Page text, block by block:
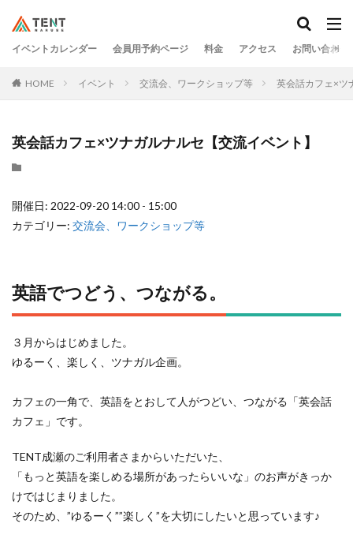
イベントカレンダー 会員用予約ページ 料金 アクセス お問い合わせ
HOME イベント 交流会、ワークショップ等 英会話カフェ×ツ
英会話カフェ×ツナガルナルセ【交流イベント】
開催日: 2022-09-20 14:00 - 15:00
カテゴリー: 交流会、ワークショップ等
英語でつどう、つながる。
３月からはじめました。
ゆるーく、楽しく、ツナガル企画。
カフェの一角で、英語をとおして人がつどい、つながる「英会話
カフェ」です。
TENT成瀬のご利用者さまからいただいた、
「もっと英語を楽しめる場所があったらいいな」のお声がきっか
けではじまりました。
そのため、”ゆるーく””楽しく”を大切にしたいと思っています♪